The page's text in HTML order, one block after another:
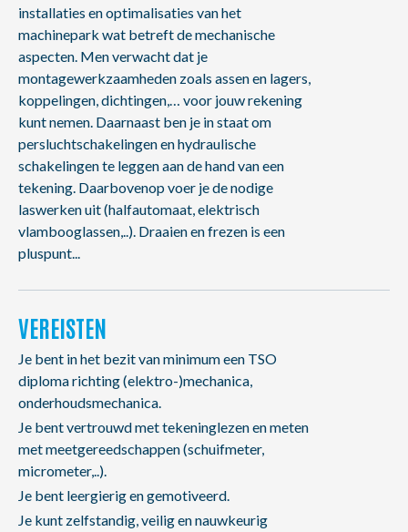
installaties en optimalisaties van het
machinepark wat betreft de mechanische
aspecten. Men verwacht dat je
montagewerkzaamheden zoals assen en lagers,
koppelingen, dichtingen,… voor jouw rekening
kunt nemen. Daarnaast ben je in staat om
persluchtschakelingen en hydraulische
schakelingen te leggen aan de hand van een
tekening. Daarbovenop voer je de nodige
laswerken uit (halfautomaat, elektrisch
vlambooglassen,..). Draaien en frezen is een
pluspunt...
VEREISTEN
Je bent in het bezit van minimum een TSO
diploma richting (elektro-)mechanica,
onderhoudsmechanica.
Je bent vertrouwd met tekeninglezen en meten
met meetgereedschappen (schuifmeter,
micrometer,..).
Je bent leergierig en gemotiveerd.
Je kunt zelfstandig, veilig en nauwkeurig